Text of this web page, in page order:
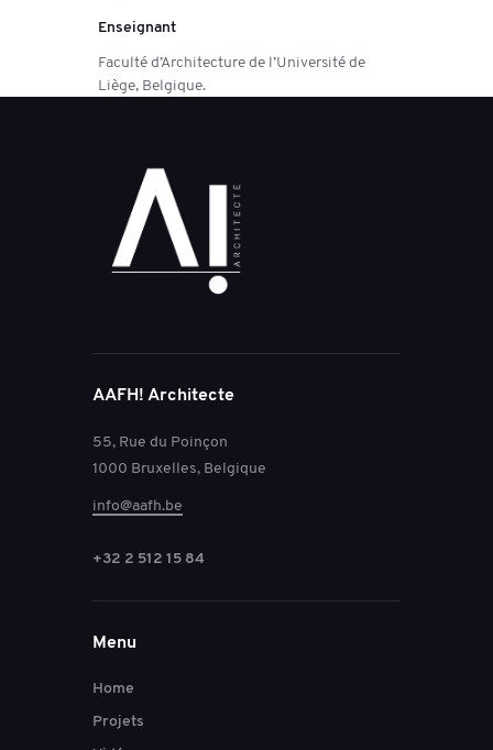
Enseignant
Faculté d’Architecture de l’Université de
Liège, Belgique.
AAFH! Architecte
55, Rue du Poinçon
1000 Bruxelles, Belgique
info@aafh.be
+32 2 512 15 84
Menu
Home
Projets